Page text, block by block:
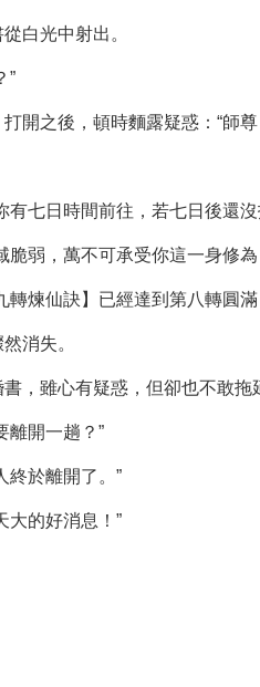
白光中射出。
”
開之後，頓時麵露疑惑：“師
有七日時間前往，若七日後還
脆弱，萬不可承受你這一身修
轉煉仙訣】已經達到第八轉圓
消失。
，雖心有疑惑，但卻也不敢
離開一趟？”
終於離開了。”
大的好消息！”